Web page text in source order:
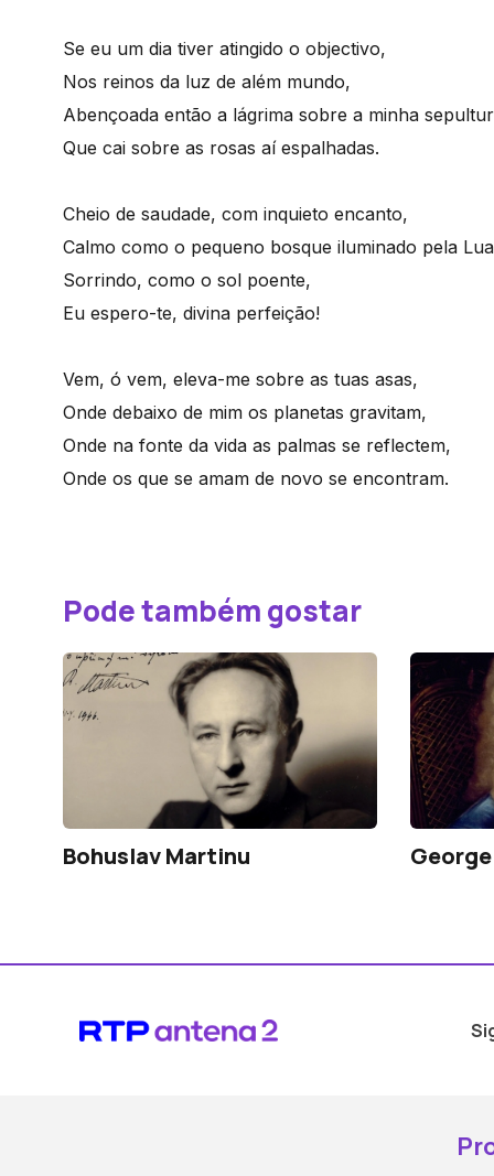
Se eu um dia tiver atingido o objectivo,
Nos reinos da luz de além mundo,
Abençoada então a lágrima sobre a minha
Que cai sobre as rosas aí espalhadas.
Cheio de saudade, com inquieto encanto,
Calmo como o pequeno bosque iluminado pela
Sorrindo, como o sol poente,
Eu espero-te, divina perfeição!
Vem, ó vem, eleva-me sobre as tuas asas,
Onde debaixo de mim os planetas gravitam,
Onde na fonte da vida as palmas se reflectem,
Onde os que se amam de novo se encontram.
Pode também gostar
Bohuslav Martinu